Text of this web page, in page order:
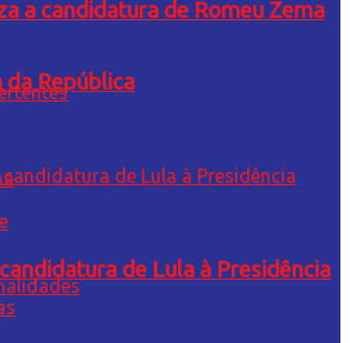
a candidatura de Romeu Zema
da República
de Lula à Presidência